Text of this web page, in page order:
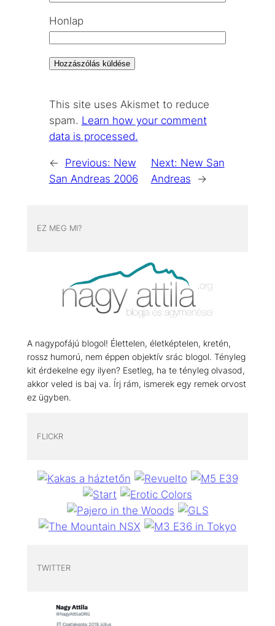
Honlap
This site uses Akismet to reduce
spam. Learn how your comment
data is processed.
← Previous: New
San Andreas 2006
Next: New San
Andreas
→
EZ MEG MI?
A nagypofájú blogol! Élettelen, életképtelen, kretén,
rossz humorú, nem éppen objektív srác blogol. Tényleg
kit érdekelne egy ilyen? Esetleg, ha te tényleg olvasod,
akkor veled is baj va. Írj rám, ismerek egy remek orvost
ez ügyben.
FLICKR
TWITTER